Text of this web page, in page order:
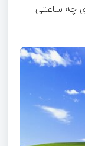
چه ساعتی